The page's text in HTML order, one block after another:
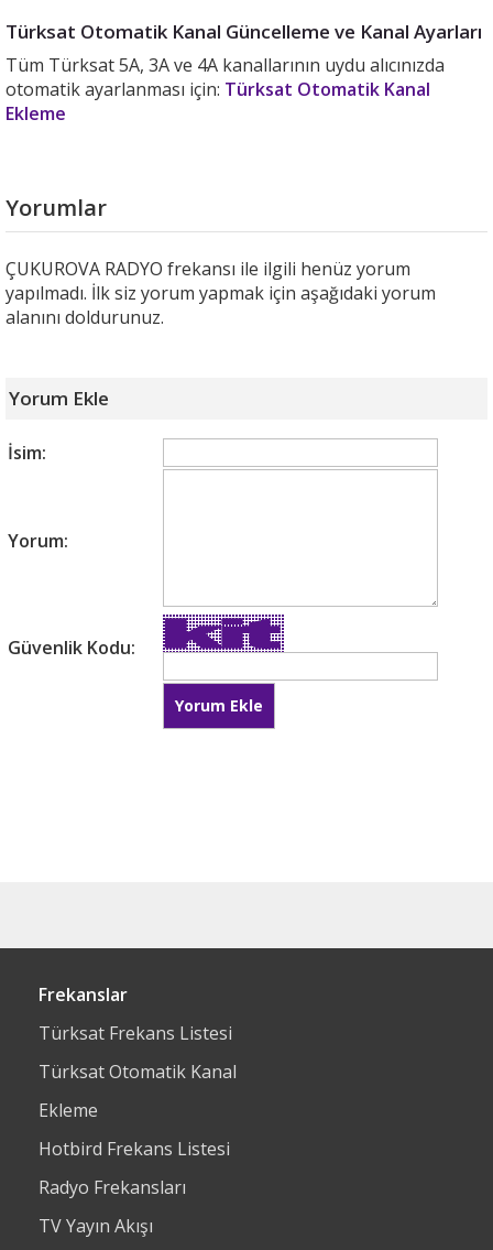
Türksat Otomatik Kanal Güncelleme ve Kanal Ayarları
Tüm Türksat 5A, 3A ve 4A kanallarının uydu alıcınızda
otomatik ayarlanması için: Türksat Otomatik Kanal
Ekleme
Yorumlar
ÇUKUROVA RADYO frekansı ile ilgili henüz yorum
yapılmadı. İlk siz yorum yapmak için aşağıdaki yorum
alanını doldurunuz.
Yorum Ekle
İsim:
Yorum:
Güvenlik Kodu:
Frekanslar
Türksat Frekans Listesi
Türksat Otomatik Kanal
Ekleme
Hotbird Frekans Listesi
Radyo Frekansları
TV Yayın Akışı